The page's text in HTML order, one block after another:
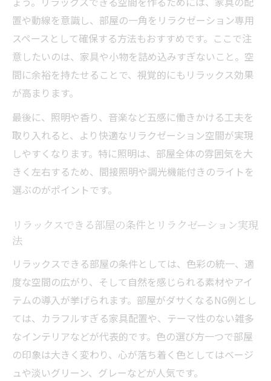
リラックスできる部屋の色選びのポイント
と注意点
失敗しがちなリラクゼーション部屋の特徴
リラクゼーション空間の失敗例から学ぶ改
善策
ダサい部屋になりやすいリラクゼーション
の落とし穴
リラックスできない部屋にありがちなNGパ
ターン
配色や家具で失敗するリラクゼーション部
リラクゼーションを妨げる部屋の共通点と
おしゃれ空間へ導くリラクゼーション環境術
リラクゼーション重視のおしゃれ部屋作り
のコツ
統一感を意識したリラクゼーションインテ
リアの選び方
生活感を隠すリラクゼーション空間の工夫
置や動線を意識し、部屋の一角をリラクゼーション専用
スペースとして確保する方法もおすすめです。ここで注
意したいのは、家具や小物を詰め込みすぎないこと。空
間に余裕を持たせることで、視覚的にもリラックス効果
が高まります。
最後に、照明や香り、音楽など五感に働きかける工夫を
取り入れると、より快適なリラクゼーション空間が実現
しやすくなります。特に照明は、部屋全体の雰囲気を大
きく左右するため、間接照明や調光機能付きのライトを
選ぶのがポイントです。
リラックスできる部屋の条件とリラクゼーション実現
法
リラックスできる部屋の条件としては、色彩の統一、適
度な空間の広がり、そして自然を感じられる素材やアイ
テムの導入が挙げられます。部屋がダサくなるNG例とし
ては、カラフルすぎる家具配置や、テーマ性のない雑多
なインテリアなどが代表的です。色の選び方一つで部屋
の印象は大きく変わり、心が落ち着く色としてはベージ
ュや淡いグリーン、グレーなどが人気です。